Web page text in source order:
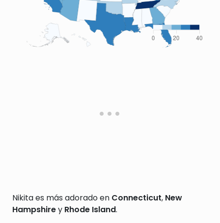
Nikita es más adorado en Connecticut, New
Hampshirey Rhode Island.